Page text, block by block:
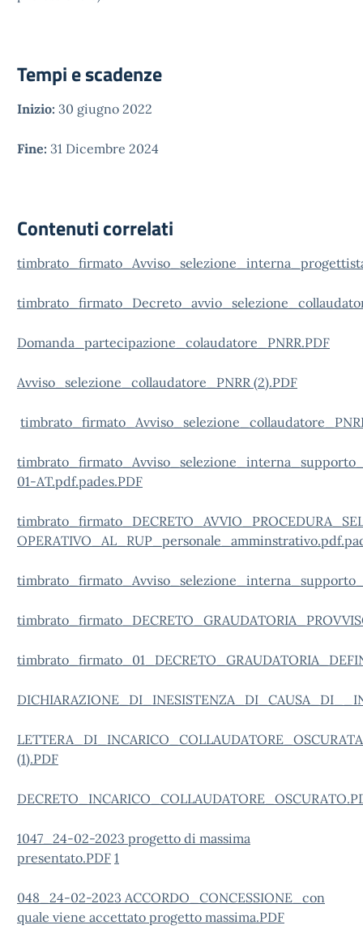
Tempi e scadenze
Inizio: 30 giugno 2022
Fine: 31 Dicembre 2024
Contenuti correlati
Domanda_partecipazione_colaudatore_PNRR.PDF
Avviso_selezione_collaudatore_PNRR (2).PDF
01-AT.pdf.pades.PDF
LETTERA_DI_INCARICO_COLLAUDATORE_OSCURATA
(1).PDF
1047_24-02-2023 progetto di massima
presentato.PDF 1
048_24-02-2023 ACCORDO_CONCESSIONE_con
quale viene accettato progetto massima.PDF